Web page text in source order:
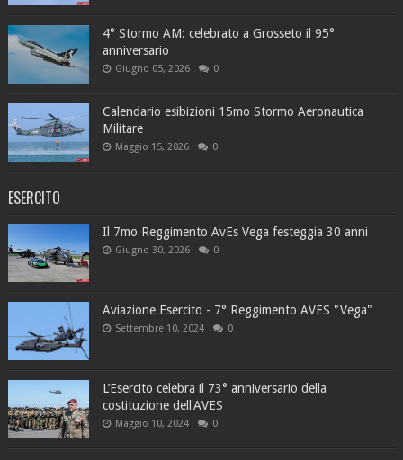
4° Stormo AM: celebrato a Grosseto il 95°
anniversario
Giugno 05, 2026 0
Calendario esibizioni 15mo Stormo Aeronautica
Militare
Maggio 15, 2026 0
ESERCITO
Il 7mo Reggimento AvEs Vega festeggia 30 anni
Giugno 30, 2026 0
Aviazione Esercito - 7° Reggimento AVES "Vega"
Settembre 10, 2024 0
L’Esercito celebra il 73° anniversario della
costituzione dell'AVES
Maggio 10, 2024 0